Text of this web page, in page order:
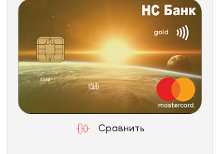
Сравнить